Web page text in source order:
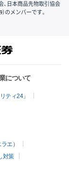
、日本商品先物取引協会
のメンバーです。
について
ティ24」
エ）
対策